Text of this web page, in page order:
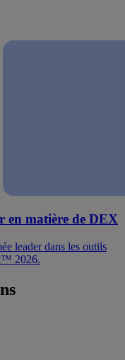
en matière de DEX
leader dans les outils
2026.